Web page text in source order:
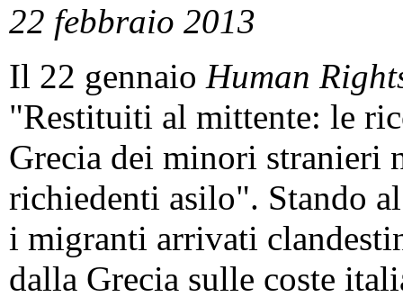
22 febbraio 2013
Il 22 gennaio Human
"Restituiti al mittente: le
Grecia dei minori stranieri
richiedenti asilo". Stando
i migranti arrivati
dalla Grecia sulle coste